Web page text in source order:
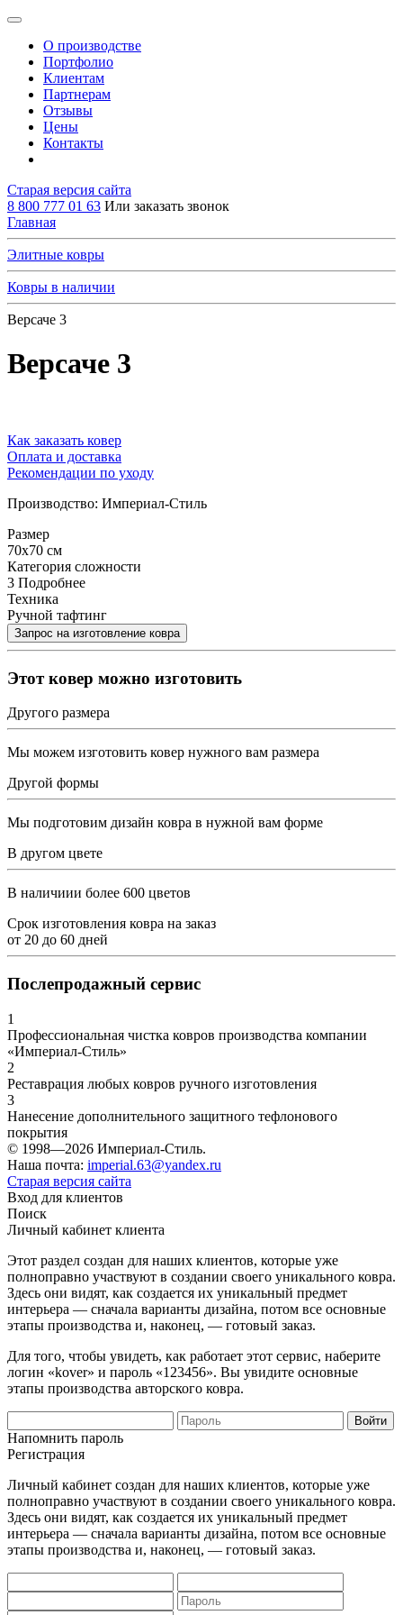
О производстве
Портфолио
Клиентам
Партнерам
Отзывы
Цены
Контакты
Старая версия сайта
8 800 777 01 63 Или заказать звонок
Главная
Элитные ковры
Ковры в наличии
Версаче 3
Версаче 3
Как заказать ковер
Оплата и доставка
Рекомендации по уходу
Производство: Империал-Стиль
Размер
70x70 см
Категория сложности
3 Подробнее
Техника
Ручной тафтинг
Этот ковер можно изготовить
Другого размера
Мы можем изготовить ковер нужного вам размера
Другой формы
Мы подготовим дизайн ковра в нужной вам форме
В другом цвете
В наличиии более 600 цветов
Срок изготовления ковра на заказ
от 20 до 60 дней
Послепродажный сервис
1
Профессиональная чистка ковров производства компании
«Империал-Стиль»
2
Реставрация любых ковров ручного изготовления
3
Нанесение дополнительного защитного тефлонового
покрытия
© 1998—2026 Империал-Стиль.
Наша почта: imperial.63@yandex.ru
Старая версия сайта
Вход для клиентов
Поиск
Личный кабинет клиента
Этот раздел создан для наших клиентов, которые уже
полноправно участвуют в создании своего уникального ковра.
Здесь они видят, как создается их уникальный предмет
интерьера — сначала варианты дизайна, потом все основные
этапы производства и, наконец, — готовый заказ.
Для того, чтобы увидеть, как работает этот сервис, наберите
логин «kover» и пароль «123456». Вы увидите основные
этапы производства авторского ковра.
Напомнить пароль
Регистрация
Личный кабинет создан для наших клиентов, которые уже
полноправно участвуют в создании своего уникального ковра.
Здесь они видят, как создается их уникальный предмет
интерьера — сначала варианты дизайна, потом все основные
этапы производства и, наконец, — готовый заказ.